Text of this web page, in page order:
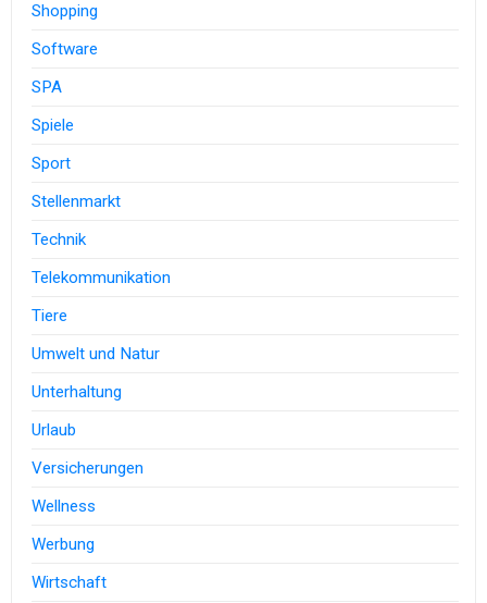
Shopping
Software
SPA
Spiele
Sport
Stellenmarkt
Technik
Telekommunikation
Tiere
Umwelt und Natur
Unterhaltung
Urlaub
Versicherungen
Wellness
Werbung
Wirtschaft